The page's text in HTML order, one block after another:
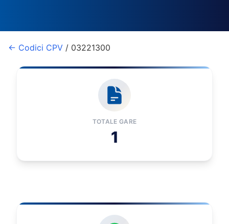
← Codici CPV / 03221300
TOTALE GARE
1